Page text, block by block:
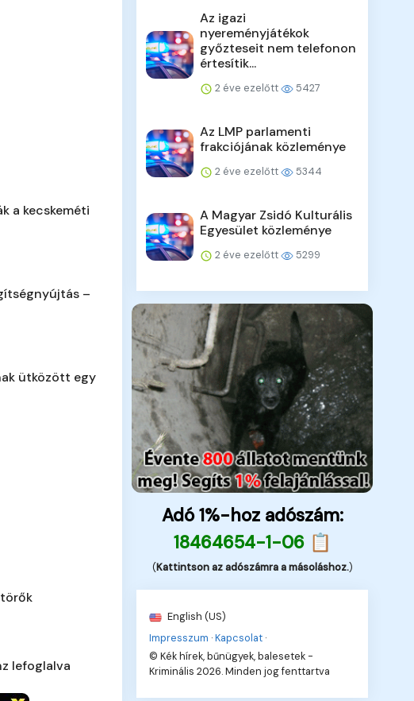
a kecskeméti
–
ütközött egy
lefoglalva
Az igazi
nyereményjátékok
győzteseit nem telefonon
értesítik...
2 éve ezelőtt 5427
Az LMP parlamenti
frakciójának közleménye
2 éve ezelőtt 5344
A Magyar Zsidó Kulturális
Egyesület közleménye
2 éve ezelőtt 5299
Adó 1%-hoz adószám:
18464654-1-06 📋
(Kattintson az adószámra a másoláshoz.)
English (US)
Impresszum ·Kapcsolat ·
© Kék hírek, bűnügyek, balesetek -
Kriminális 2026. Minden jog fenttartva